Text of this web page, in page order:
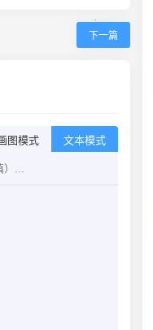
下一篇
图模式 文本模式